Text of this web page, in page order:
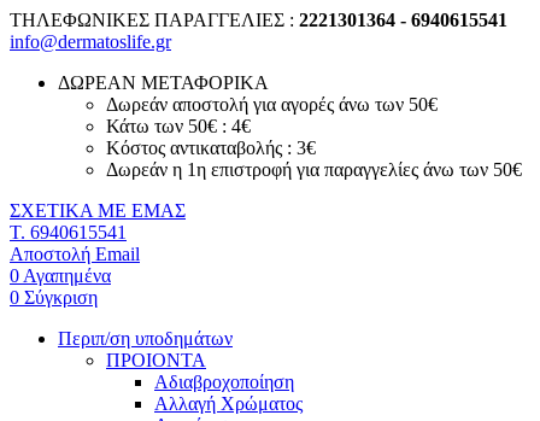
ΤΗΛΕΦΩΝΙΚΕΣ ΠΑΡΑΓΓΕΛΙΕΣ : 2221301364 - 6940615541
info@dermatoslife.gr
ΔΩΡΕΑΝ ΜΕΤΑΦΟΡΙΚΑ
Δωρεάν αποστολή για αγορές άνω των 50€
Κάτω των 50€ : 4€
Κόστος αντικαταβολής : 3€
Δωρεάν η 1η επιστροφή για παραγγελίες άνω των 50€
ΣΧΕΤΙΚΑ ΜΕ ΕΜΑΣ
T. 6940615541
Αποστολή Email
0 Αγαπημένα
0 Σύγκριση
Περιπ/ση υποδημάτων
ΠΡΟΙΟΝΤΑ
Αδιαβροχοποίηση
Αλλαγή Χρώματος